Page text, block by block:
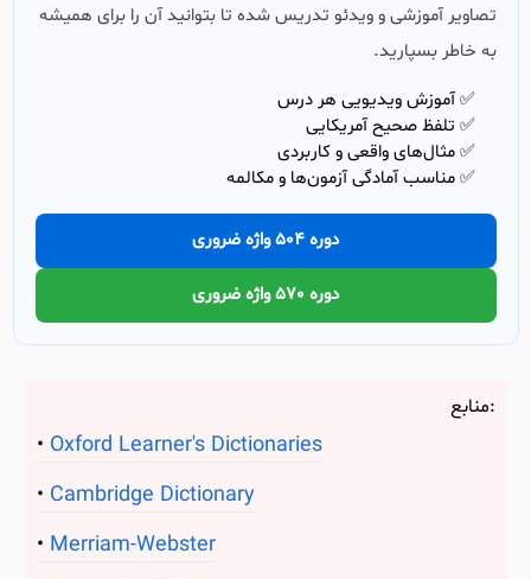
تصاویر آموزشی و ویدئو تدریس شده تا بتوانید آن را برای همیشه
به خاطر بسپارید.
✅ آموزش ویدیویی هر درس
✅ تلفظ صحیح آمریکایی
✅ مثال‌های واقعی و کاربردی
✅ مناسب آمادگی آزمون‌ها و مکالمه
دوره 504 واژه ضروری
دوره 570 واژه ضروری
منابع:
Oxford Learner's Dictionaries
Cambridge Dictionary
Merriam-Webster